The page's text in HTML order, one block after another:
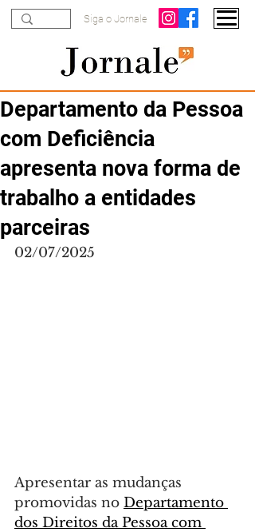
Siga o Jornale
Departamento da Pessoa
com Deficiência
apresenta nova forma de
trabalho a entidades
parceiras
02/07/2025
Apresentar as mudanças
promovidas no Departamento
dos Direitos da Pessoa com